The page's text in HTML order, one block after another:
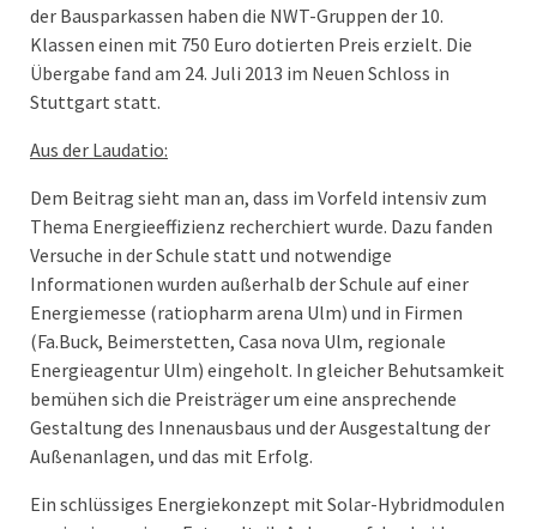
der Bausparkassen haben die NWT-Gruppen der 10.
Klassen einen mit 750 Euro dotierten Preis erzielt. Die
Übergabe fand am 24. Juli 2013 im Neuen Schloss in
Stuttgart statt.
Aus der Laudatio:
Dem Beitrag sieht man an, dass im Vorfeld intensiv zum
Thema Energieeffizienz recherchiert wurde. Dazu fanden
Versuche in der Schule statt und notwendige
Informationen wurden außerhalb der Schule auf einer
Energiemesse (ratiopharm arena Ulm) und in Firmen
(Fa.Buck, Beimerstetten, Casa nova Ulm, regionale
Energieagentur Ulm) eingeholt. In gleicher Behutsamkeit
bemühen sich die Preisträger um eine ansprechende
Gestaltung des Innenausbaus und der Ausgestaltung der
Außenanlagen, und das mit Erfolg.
Ein schlüssiges Energiekonzept mit Solar-Hybridmodulen